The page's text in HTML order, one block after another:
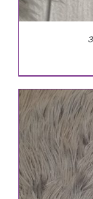
IN